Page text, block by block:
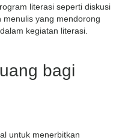
literasi seperti diskusi
menulis yang mendorong
kegiatan literasi.
bagi
untuk menerbitkan